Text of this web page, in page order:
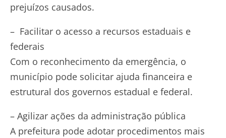
prejuízos causados.
– Facilitar o acesso a recursos estaduais e
federais
Com o reconhecimento da emergência, o
município pode solicitar ajuda financeira e
estrutural dos governos estadual e federal.
– Agilizar ações da administração pública
A prefeitura pode adotar procedimentos mais